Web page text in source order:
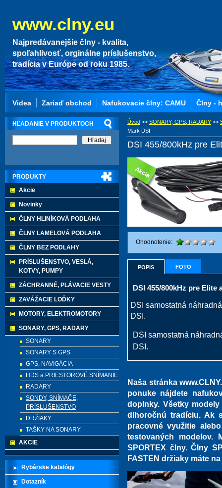
www.clny.eu
Najpredávanejšie člny - kvalita,
spoľahlivosť, orginálne príslušenstvo,
tradícia v Európe od roku 1985.
Úvod >> SONARY, GPS, RADARY >>
Mark DSI
DSI 455/800kHz pre
Ohodnotenie:
POPIS FOTO
DSI 455/800kHz pre Elite
DSI samostatná
DSI.
DSI samostatná
DSI.
Naša stránka
ponuke nájdete
doplnky. Všetky
dlhoročnú tradíciu. Ak
pracovné využitie
testovaných modelov.
SPORTEX člny. Člny
FASTEN držiaky máte
HĽADANIE V PRODUKTOCH
PRODUKTY
Akcie
Novinky
ČLNY HLINÍKOVÁ PODLAHA
ČLNY LAMELOVÁ PODLAHA
ČLNY BEZ PODLAHY
PRÍSLUŠENSTVO, VESLÁ,
KOTVY, PUMPY
ZÁCHRANNÉ, PLÁVACIE VESTY
ZAVÁŽACIE LOĎKY
MOTORY, ELEKTROMOTORY
SONARY, GPS, RADARY
SONARY
SONARY S GPS
GPS, NAVIGÁCIA
HDS a PRIESTOROVÉ SNÍMANIE
RADARY
SONDY, SNÍMAČE,
PRÍSLUŠENSTVO
DRŽIAKY
TAŠKY NA SONARY
AKCIE
Rybárske katalógy
Dotazník
Videa Zariaď obchod Nafukovacie člny: CAMU Člny -